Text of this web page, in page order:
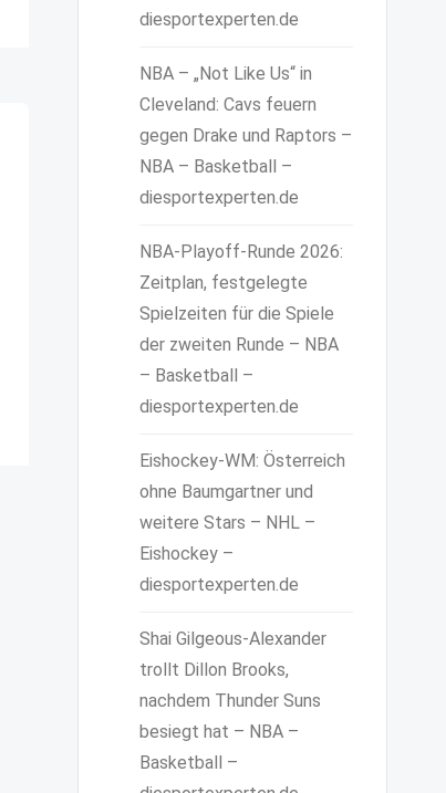
diesportexperten.de
NBA – „Not Like Us“ in
Cleveland: Cavs feuern
gegen Drake und Raptors –
NBA – Basketball –
diesportexperten.de
NBA-Playoff-Runde 2026:
Zeitplan, festgelegte
Spielzeiten für die Spiele
der zweiten Runde – NBA
– Basketball –
diesportexperten.de
Eishockey-WM: Österreich
ohne Baumgartner und
weitere Stars – NHL –
Eishockey –
diesportexperten.de
Shai Gilgeous-Alexander
trollt Dillon Brooks,
nachdem Thunder Suns
besiegt hat – NBA –
Basketball –